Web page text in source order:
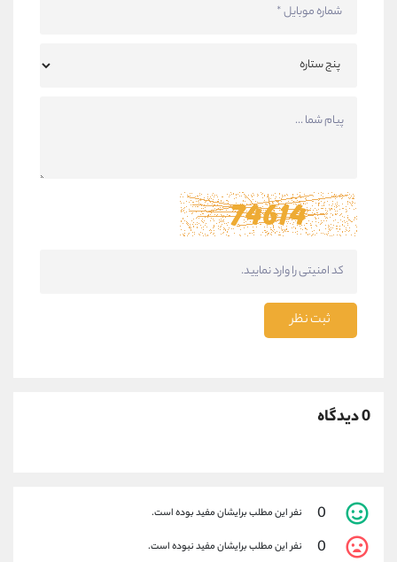
ثبت نظر
0 دیدگاه
0 نفر این مطلب برایشان مفید بوده است.
0 نفر این مطلب برایشان مفید نبوده است.